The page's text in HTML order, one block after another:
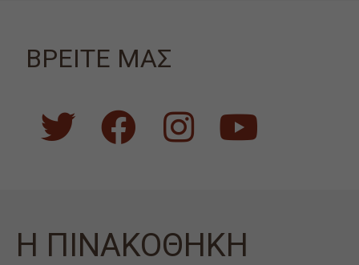
ΒΡΕΙΤΕ ΜΑΣ
Η ΠΙΝΑΚΟΘΗΚΗ